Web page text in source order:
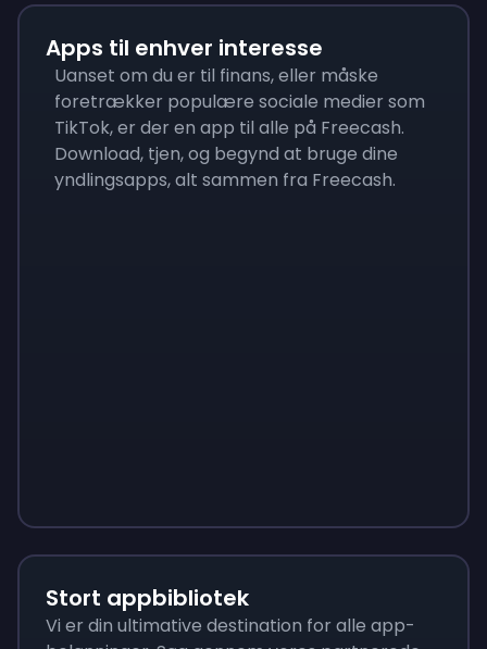
Apps til enhver interesse
Uanset om du er til finans, eller måske
foretrækker populære sociale medier som
TikTok, er der en app til alle på Freecash.
Download, tjen, og begynd at bruge dine
yndlingsapps, alt sammen fra Freecash.
Stort appbibliotek
Vi er din ultimative destination for alle app-